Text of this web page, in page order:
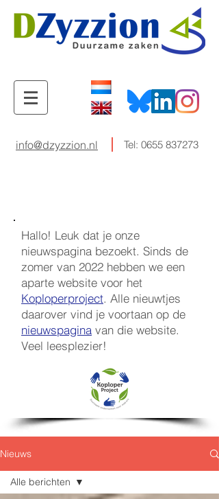
info@dzyzzion.nl Tel: 0655 837273
Hallo! Leuk dat je onze
nieuwspagina bezoekt. Sinds de
zomer van 2022 hebben we een
aparte website voor het
Koploperproject. Alle nieuwtjes
daarover vind je voortaan op de
nieuwspagina van die website.
Veel leesplezier!
Nieuws
Alle berichten